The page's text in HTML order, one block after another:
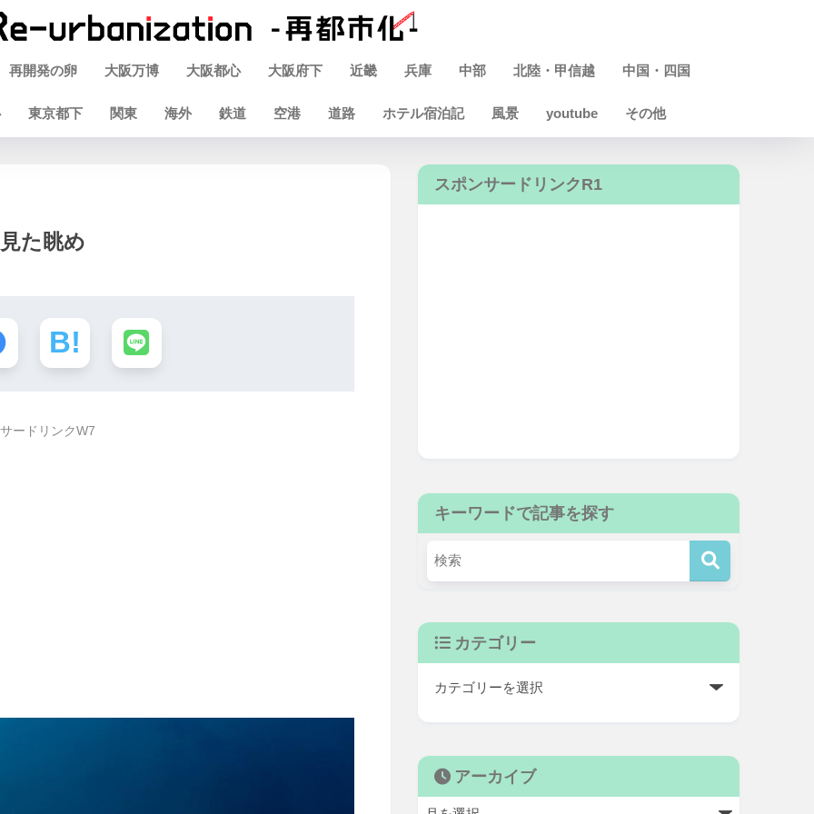
再開発の卵 大阪万博 大阪都心 大阪府下 近畿 兵庫 中部 北陸・甲信越 中国・四国
東京都下 関東 海外 鉄道 空港 道路 ホテル宿泊記 風景 youtube その他
た眺め
ードリンクW7
スポンサードリンクR1
キーワードで記事を探す
カテゴリー
アーカイブ